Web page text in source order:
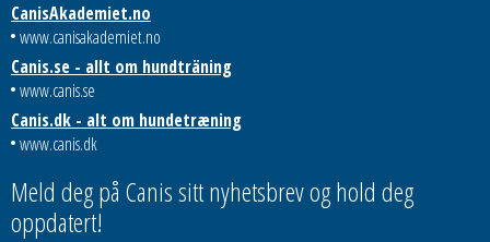
CanisAkademiet.no
www.canisakademiet.no
Canis.se - allt om hundträning
www.canis.se
Canis.dk - alt om hundetræning
www.canis.dk
Meld deg på Canis sitt nyhetsbrev og hold deg
oppdatert!